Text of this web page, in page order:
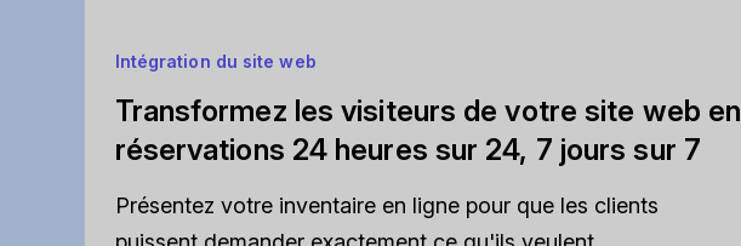
Intégration du site web
Transformez les visiteurs de votre site web en
réservations 24 heures sur 24, 7 jours sur 7
Présentez votre inventaire en ligne pour que les clients